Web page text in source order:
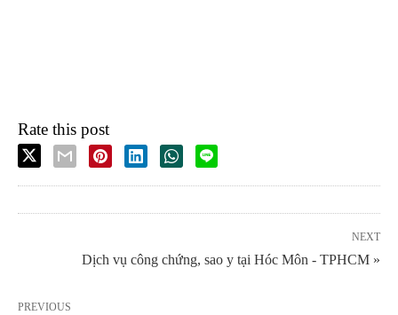
Rate this post
NEXT
Dịch vụ công chứng, sao y tại Hóc Môn - TPHCM »
PREVIOUS